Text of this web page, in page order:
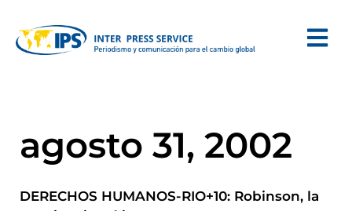
agosto 31, 2002
DERECHOS HUMANOS-RIO+10: Robinson, la